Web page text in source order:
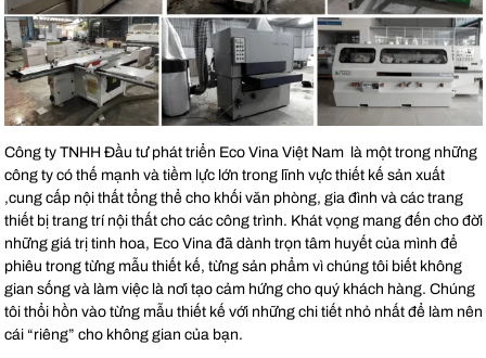
Công ty TNHH Đầu tư phát triển Eco Vina Việt Nam là một trong những
công ty có thế mạnh và tiềm lực lớn trong lĩnh vực thiết kế sản xuất
,cung cấp nội thất tổng thể cho khối văn phòng, gia đình và các trang
thiết bị trang trí nội thất cho các công trình. Khát vọng mang đến cho đời
những giá trị tinh hoa, Eco Vina đã dành trọn tâm huyết của mình để
phiêu trong từng mẫu thiết kế, từng sản phẩm vì chúng tôi biết không
gian sống và làm việc là nơi tạo cảm hứng cho quý khách hàng. Chúng
tôi thổi hồn vào từng mẫu thiết kế với những chi tiết nhỏ nhất để làm nên
cái “riêng” cho không gian của bạn.